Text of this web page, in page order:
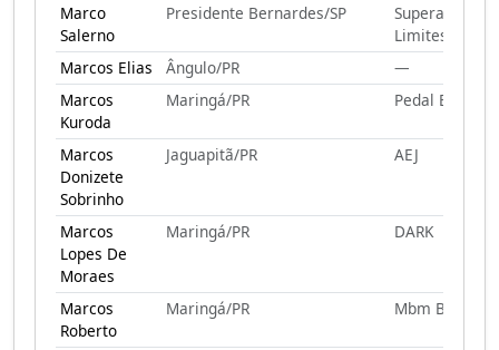
Marco
Salerno
Presidente Bernardes/SP
Superando
Limites
Marcos Elias
Ângulo/PR
—
Marcos
Kuroda
Maringá/PR Pedal E Gole
Marcos
Donizete
Sobrinho
Jaguapitã/PR AEJ
Marcos
Lopes De
Moraes
Maringá/PR DARK
Marcos
Roberto
Maringá/PR Mbm Bikes